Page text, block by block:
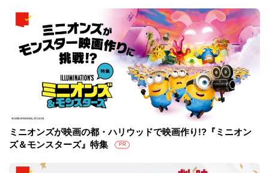
ミニオンズが映画の都・ハリウッドで映画作り!?『ミニオン
ズ＆モンスターズ』特集
PR